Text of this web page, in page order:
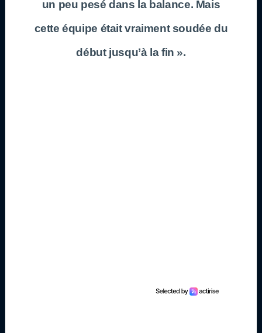
un peu pesé dans la balance. Mais
cette équipe était vraiment soudée du
début jusqu’à la fin ».